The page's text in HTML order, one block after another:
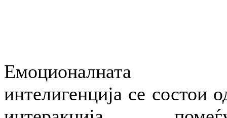
Емоционалната
интелигенција се состои